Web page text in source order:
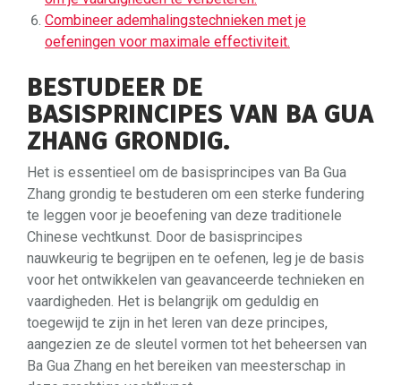
Combineer ademhalingstechnieken met je
oefeningen voor maximale effectiviteit.
BESTUDEER DE
BASISPRINCIPES VAN BA GUA
ZHANG GRONDIG.
Het is essentieel om de basisprincipes van Ba Gua
Zhang grondig te bestuderen om een sterke fundering
te leggen voor je beoefening van deze traditionele
Chinese vechtkunst. Door de basisprincipes
nauwkeurig te begrijpen en te oefenen, leg je de basis
voor het ontwikkelen van geavanceerde technieken en
vaardigheden. Het is belangrijk om geduldig en
toegewijd te zijn in het leren van deze principes,
aangezien ze de sleutel vormen tot het beheersen van
Ba Gua Zhang en het bereiken van meesterschap in